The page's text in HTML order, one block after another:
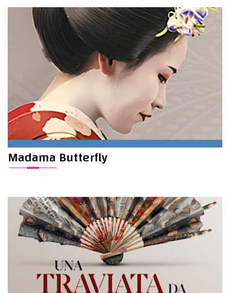
Madama Butterfly